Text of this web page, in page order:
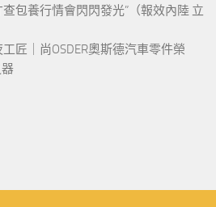
包養行情會閃閃發光”（報效內陸 立
匠｜尚OSDER奧斯德汽車零件榮